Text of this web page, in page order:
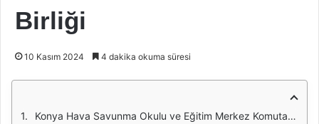
Birliği
10 Kasım 2024 4 dakika okuma süresi
Konya Hava Savunma Okulu ve Eğitim Merkez Komutanlığı Acemi Birliği